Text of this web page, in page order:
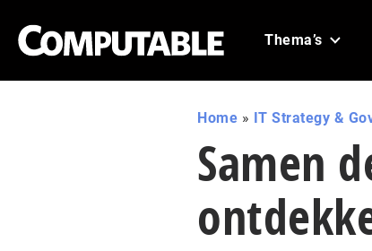
Thema’s
Home » IT Strategy &
Samen